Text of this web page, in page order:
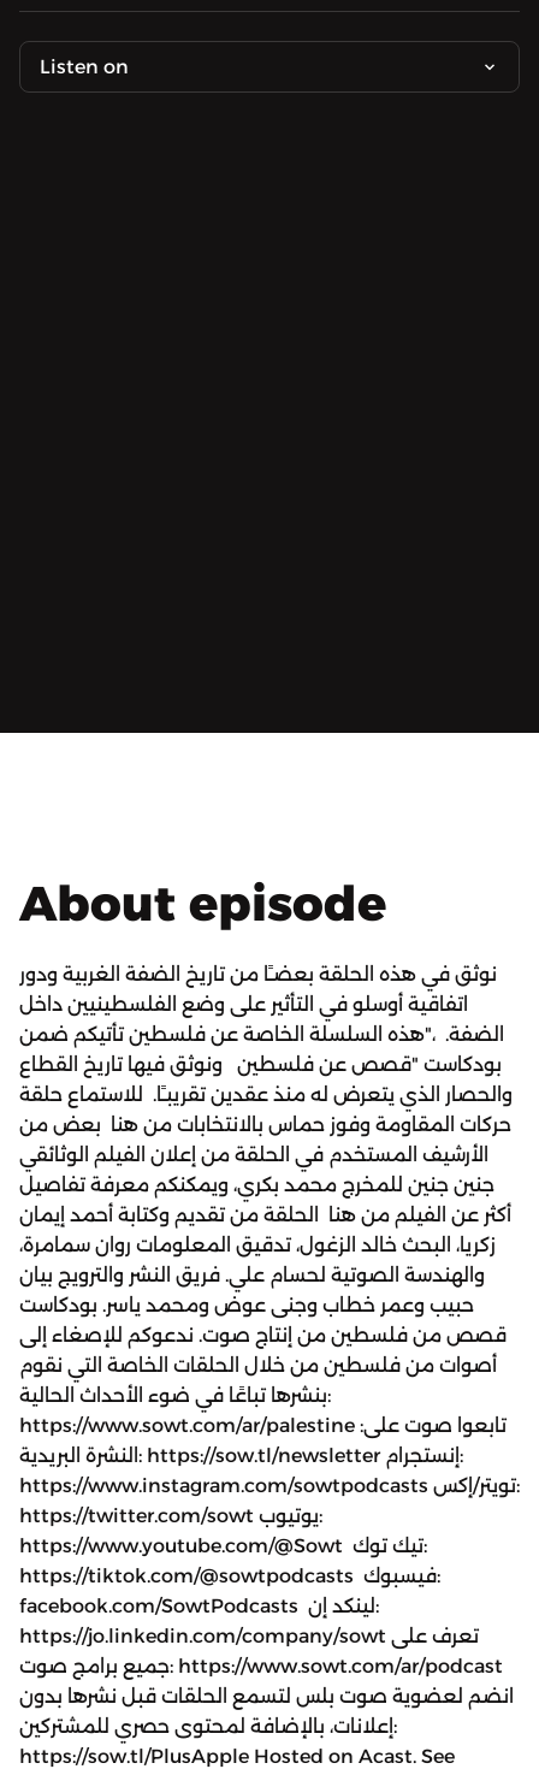
Listen on
About episode
نوثق في هذه الحلقة بعضـًا من تاريخ الضفة الغربية ودور
اتفاقية أوسلو في التأثير على وضع الفلسطينيين داخل
الضفة. ،"هذه السلسلة الخاصة عن فلسطين تأتيكم ضمن
بودكاست "قصص عن فلسطين ونوثق فيها تاريخ القطاع
والحصار الذي يتعرض له منذ عقدين تقريبـًا. للاستماع حلقة
حركات المقاومة وفوز حماس بالانتخابات من هنا بعض من
الأرشيف المستخدم في الحلقة من إعلان الفيلم الوثائقي
جنين جنين للمخرج محمد بكري، ويمكنكم معرفة تفاصيل
أكثر عن الفيلم من هنا الحلقة من تقديم وكتابة أحمد إيمان
زكريا، البحث خالد الزغول، تدقيق المعلومات روان سمامرة،
والهندسة الصوتية لحسام علي. فريق النشر والترويج بيان
حبيب وعمر خطاب وجنى عوض ومحمد ياسر. بودكاست
قصص من فلسطين من إنتاج صوت. ندعوكم للإصغاء إلى
أصوات من فلسطين من خلال الحلقات الخاصة التي نقوم
بنشرها تباعًا في ضوء الأحداث الحالية:
https://www.sowt.com/ar/palestine تابعوا صوت على:
النشرة البريدية: https://sow.tl/newsletter إنستجرام:
https://www.instagram.com/sowtpodcasts تويتر/إكس:
https://twitter.com/sowt يوتيوب:
https://www.youtube.com/@Sowt تيك توك:
https://tiktok.com/@sowtpodcasts فيسبوك:
facebook.com/SowtPodcasts لينكد إن:
https://jo.linkedin.com/company/sowt تعرف على
جميع برامج صوت: https://www.sowt.com/ar/podcast
انضم لعضوية صوت بلس لتسمع الحلقات قبل نشرها بدون
إعلانات، بالإضافة لمحتوى حصري للمشتركين:
https://sow.tl/PlusApple Hosted on Acast. See